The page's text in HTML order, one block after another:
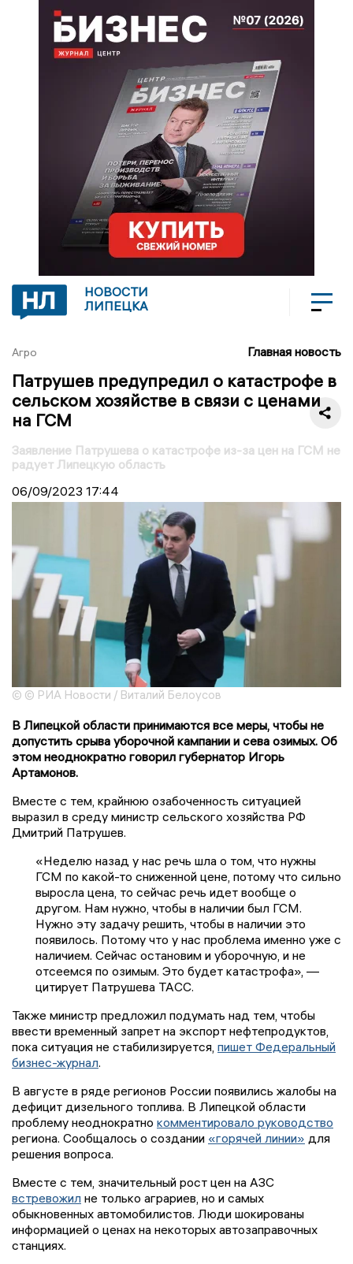
НОВОСТИ
ЛИПЕЦКА
Агро Главная новость
Патрушев предупредил о катастрофе в
сельском хозяйстве в связи с ценами
на ГСМ
Заявление Патрушева о катастрофе из-за цен на ГСМ не
радует Липецкую область
06/09/2023 17:44
© © РИА Новости / Виталий Белоусов
В Липецкой области принимаются все меры, чтобы не
допустить срыва уборочной кампании и сева озимых. Об
этом неоднократно говорил губернатор Игорь
Артамонов.
Вместе с тем, крайнюю озабоченность ситуацией
выразил в среду министр сельского хозяйства РФ
Дмитрий Патрушев.
«Неделю назад у нас речь шла о том, что нужны
ГСМ по какой-то сниженной цене, потому что сильно
выросла цена, то сейчас речь идет вообще о
другом. Нам нужно, чтобы в наличии был ГСМ.
Нужно эту задачу решить, чтобы в наличии это
появилось. Потому что у нас проблема именно уже с
наличием. Сейчас остановим и уборочную, и не
отсеемся по озимым. Это будет катастрофа», —
цитирует Патрушева ТАСС.
Также министр предложил подумать над тем, чтобы
ввести временный запрет на экспорт нефтепродуктов,
пока ситуация не стабилизируется, пишет Федеральный
бизнес-журнал.
В августе в ряде регионов России появились жалобы на
дефицит дизельного топлива. В Липецкой области
проблему неоднократно комментировало руководство
региона. Сообщалось о создании «горячей линии» для
решения вопроса.
Вместе с тем, значительный рост цен на АЗС
встревожил не только аграриев, но и самых
обыкновенных автомобилистов. Люди шокированы
информацией о ценах на некоторых автозаправочных
станциях.